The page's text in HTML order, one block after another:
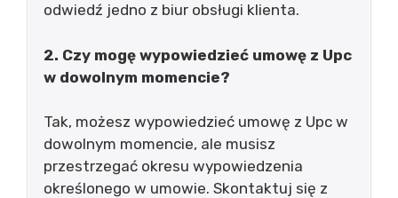
odwiedź jedno z biur obsługi klienta.
2. Czy mogę wypowiedzieć umowę z Upc
w dowolnym momencie?
Tak, możesz wypowiedzieć umowę z Upc w
dowolnym momencie, ale musisz
przestrzegać okresu wypowiedzenia
określonego w umowie. Skontaktuj się z